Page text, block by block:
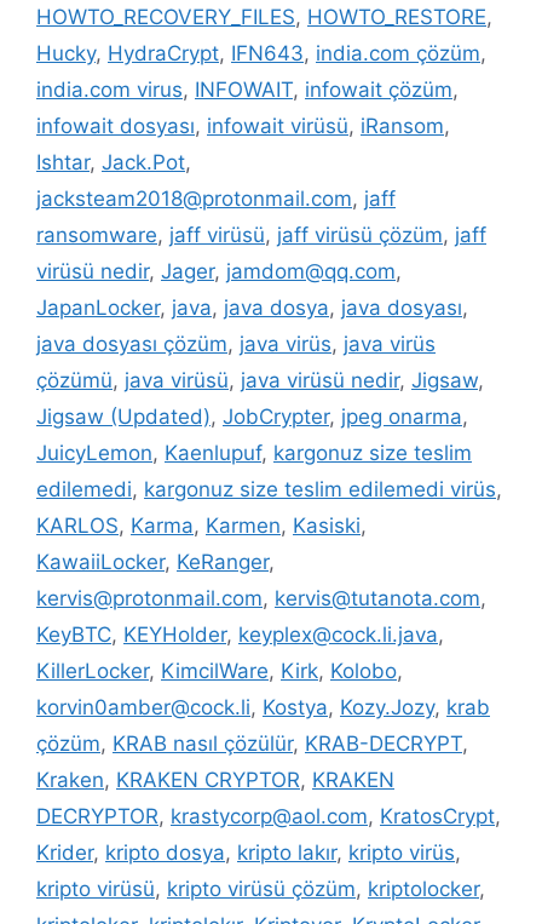
HOWTO_RECOVERY_FILES, HOWTO_RESTORE,
Hucky, HydraCrypt, IFN643, india.com çözüm,
india.com virus, INFOWAIT, infowait çözüm,
infowait dosyası, infowait virüsü, iRansom,
Ishtar, Jack.Pot,
jacksteam2018@protonmail.com, jaff
ransomware, jaff virüsü, jaff virüsü çözüm, jaff
virüsü nedir, Jager, jamdom@qq.com,
JapanLocker, java, java dosya, java dosyası,
java dosyası çözüm, java virüs, java virüs
çözümü, java virüsü, java virüsü nedir, Jigsaw,
Jigsaw (Updated), JobCrypter, jpeg onarma,
JuicyLemon, Kaenlupuf, kargonuz size teslim
edilemedi, kargonuz size teslim edilemedi virüs,
KARLOS, Karma, Karmen, Kasiski,
KawaiiLocker, KeRanger,
kervis@protonmail.com, kervis@tutanota.com,
KeyBTC, KEYHolder, keyplex@cock.li.java,
KillerLocker, KimcilWare, Kirk, Kolobo,
korvin0amber@cock.li, Kostya, Kozy.Jozy, krab
çözüm, KRAB nasıl çözülür, KRAB-DECRYPT,
Kraken, KRAKEN CRYPTOR, KRAKEN
DECRYPTOR, krastycorp@aol.com, KratosCrypt,
Krider, kripto dosya, kripto lakır, kripto virüs,
kripto virüsü, kripto virüsü çözüm, kriptolocker,